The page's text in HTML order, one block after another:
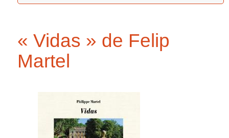
« Vidas » de Felip
Martel